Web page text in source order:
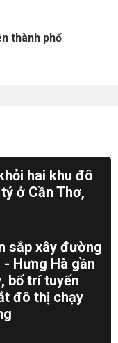
thành phố
hai khu đô
ở Cần Thơ,
sắp xây đường
- Hưng Hà gần
bố trí tuyến
đô thị chạy